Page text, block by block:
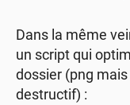
Dans la même
un script qui
dossier (png
destructif) :